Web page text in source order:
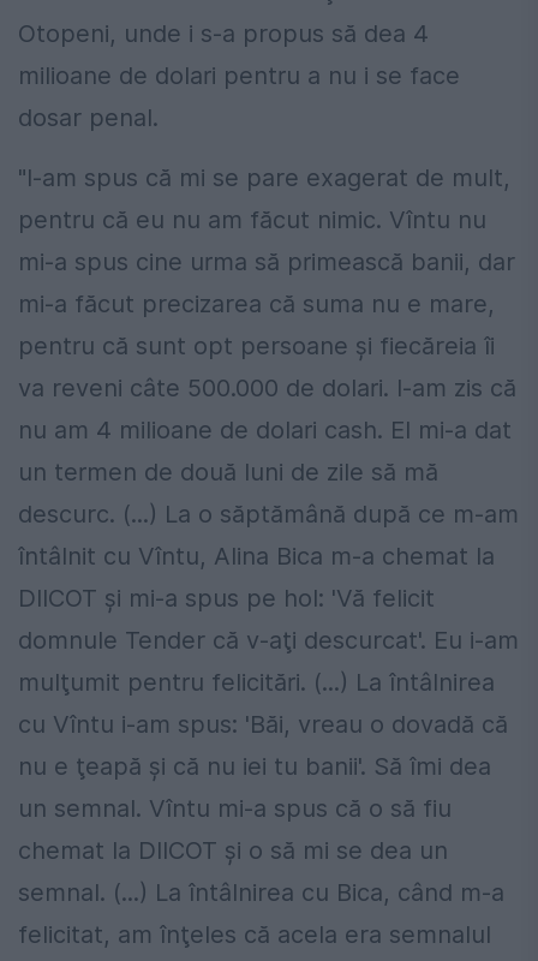
Otopeni, unde i s-a propus să dea 4
milioane de dolari pentru a nu i se face
dosar penal.
"I-am spus că mi se pare exagerat de mult,
pentru că eu nu am făcut nimic. Vîntu nu
mi-a spus cine urma să primească banii, dar
mi-a făcut precizarea că suma nu e mare,
pentru că sunt opt persoane şi fiecăreia îi
va reveni câte 500.000 de dolari. I-am zis că
nu am 4 milioane de dolari cash. El mi-a dat
un termen de două luni de zile să mă
descurc. (...) La o săptămână după ce m-am
întâlnit cu Vîntu, Alina Bica m-a chemat la
DIICOT şi mi-a spus pe hol: 'Vă felicit
domnule Tender că v-aţi descurcat'. Eu i-am
mulţumit pentru felicitări. (...) La întâlnirea
cu Vîntu i-am spus: 'Băi, vreau o dovadă că
nu e ţeapă şi că nu iei tu banii'. Să îmi dea
un semnal. Vîntu mi-a spus că o să fiu
chemat la DIICOT şi o să mi se dea un
semnal. (...) La întâlnirea cu Bica, când m-a
felicitat, am înţeles că acela era semnalul